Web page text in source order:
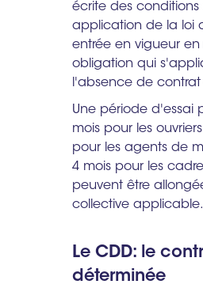
écrite des
application de la loi
entrée en vigueur en
obligation qui
l'absence de contrat
Une période d'essai
mois pour les
pour les agents de
4 mois pour les
peuvent être
collective applicable.
Le CDD: le
déterminée